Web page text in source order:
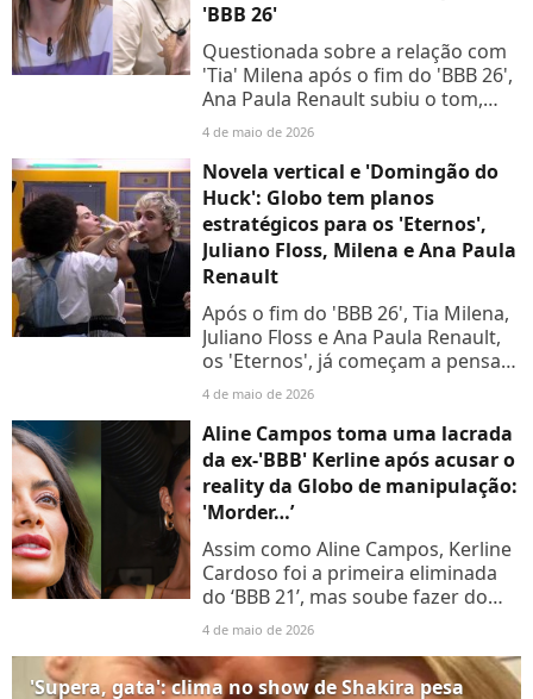
'BBB 26'
Questionada sobre a relação com
'Tia' Milena após o fim do 'BBB 26',
Ana Paula Renault subiu o tom,
rebateu críticas e explicou a
4 de maio de 2026
Novela vertical e 'Domingão do
Huck': Globo tem planos
estratégicos para os 'Eternos',
Juliano Floss, Milena e Ana Paula
Renault
Após o fim do 'BBB 26', Tia Milena,
Juliano Floss e Ana Paula Renault,
os 'Eternos', já começam a pensar
nos próximos passos fora da casa.
4 de maio de 2026
Aline Campos toma uma lacrada
da ex-'BBB' Kerline após acusar o
reality da Globo de manipulação:
'Morder…’
Assim como Aline Campos, Kerline
Cardoso foi a primeira eliminada
do ‘BBB 21’, mas soube fazer do
limão uma limonada.
4 de maio de 2026
'Supera, gata': clima no show de Shakira pesa